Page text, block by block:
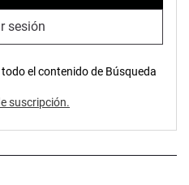
sesión
el contenido de Búsqueda
suscripción.